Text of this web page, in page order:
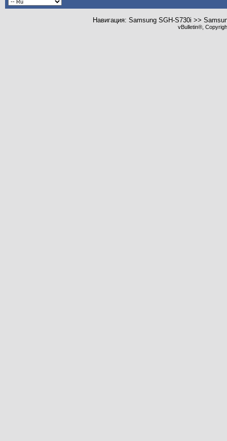
Навигация: Samsung SGH-S730i >>
vBulletin®,